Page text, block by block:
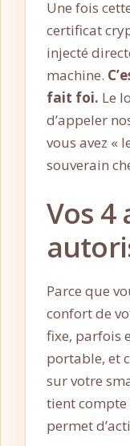
Une fois
certificat
injecté
machine.
fait foi. Le
d’appeler
vous avez «
souverain
Vos 4
Parce que
confort de
fixe, parfois
portable, et
sur votre
tient compte
permet